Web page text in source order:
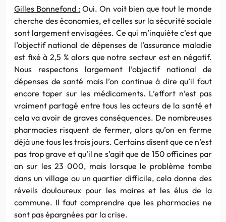
Gilles Bonnefond : Oui. On voit bien que tout le monde
cherche des économies, et celles sur la sécurité sociale
sont largement envisagées. Ce qui m’inquiète c’est que
l’objectif national de dépenses de l’assurance maladie
est fixé à 2,5 % alors que notre secteur est en négatif.
Nous respectons largement l’objectif national de
dépenses de santé mais l’on continue à dire qu’il faut
encore taper sur les médicaments. L’effort n’est pas
vraiment partagé entre tous les acteurs de la santé et
cela va avoir de graves conséquences. De nombreuses
pharmacies risquent de fermer, alors qu’on en ferme
déjà une tous les trois jours. Certains disent que ce n’est
pas trop grave et qu’il ne s’agit que de 150 officines par
an sur les 23 000, mais lorsque le problème tombe
dans un village ou un quartier difficile, cela donne des
réveils douloureux pour les maires et les élus de la
commune. Il faut comprendre que les pharmacies ne
sont pas épargnées par la crise.